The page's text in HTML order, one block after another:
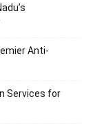
Anti-
Services for